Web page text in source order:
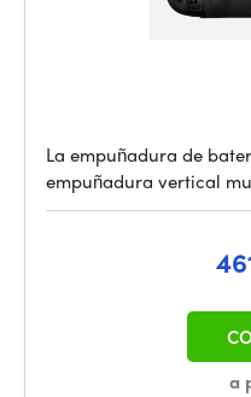
La empuñadura de
empuñadura vertical
a